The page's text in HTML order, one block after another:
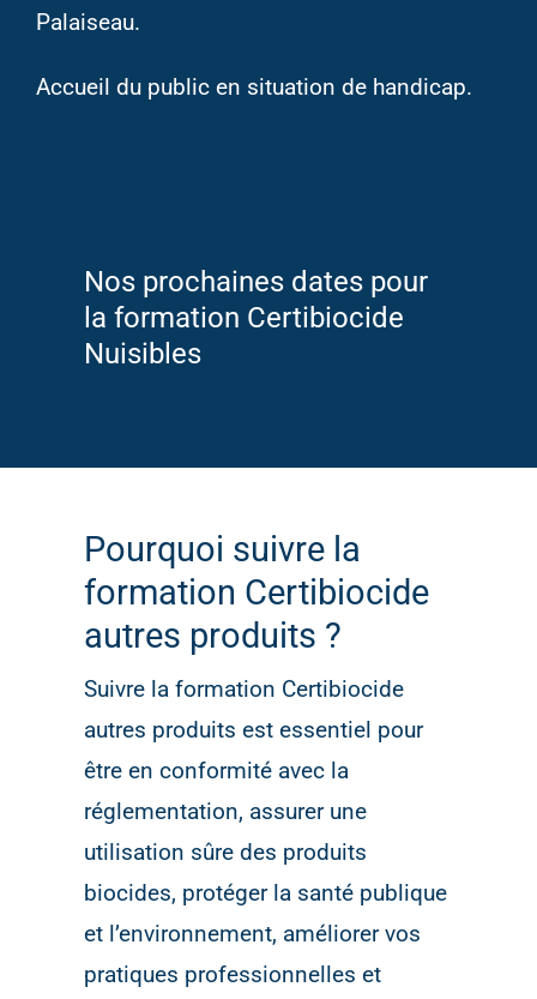
Palaiseau.
Accueil du public en situation de handicap.
Nos prochaines dates pour
la formation Certibiocide
Nuisibles
Pourquoi suivre la
formation Certibiocide
autres produits ?
Suivre la formation Certibiocide
autres produits est essentiel pour
être en conformité avec la
réglementation, assurer une
utilisation sûre des produits
biocides, protéger la santé publique
et l’environnement, améliorer vos
pratiques professionnelles et